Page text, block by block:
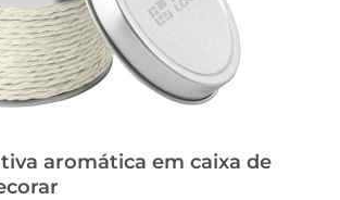
aromática em caixa de